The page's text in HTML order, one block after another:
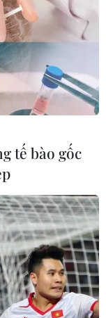
tế bào gốc